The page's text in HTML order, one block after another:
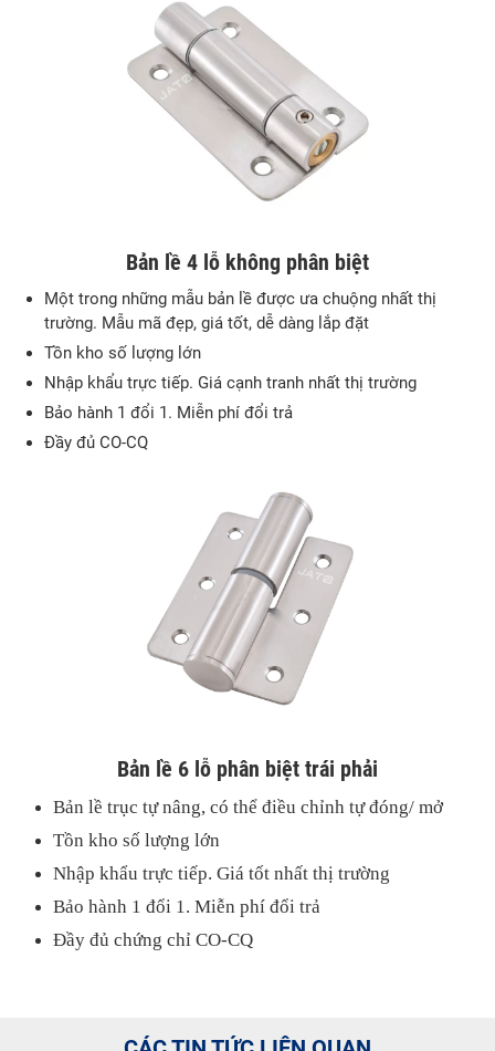
Bản lề 4 lỗ không phân biệt
Một trong những mẫu bản lề được ưa chuộng nhất thị
trường. Mẫu mã đẹp, giá tốt, dễ dàng lắp đặt
Tồn kho số lượng lớn
Nhập khẩu trực tiếp. Giá cạnh tranh nhất thị trường
Bảo hành 1 đổi 1. Miễn phí đổi trả
Đầy đủ CO-CQ
Bản lề 6 lỗ phân biệt trái phải
Bản lề trục tự nâng, có thể điều chỉnh tự đóng/ mở
Tồn kho số lượng lớn
Nhập khẩu trực tiếp. Giá tốt nhất thị trường
Bảo hành 1 đổi 1. Miễn phí đổi trả
Đầy đủ chứng chỉ CO-CQ